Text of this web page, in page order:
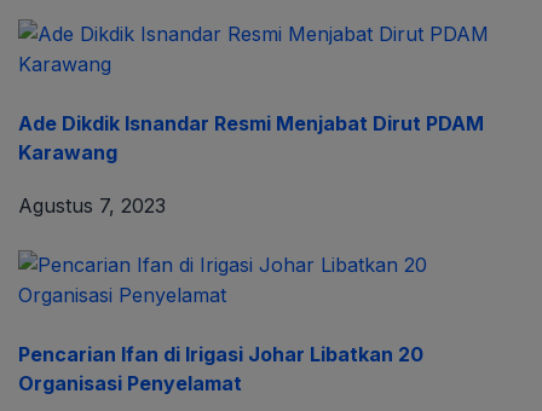
Ade Dikdik Isnandar Resmi Menjabat Dirut PDAM
Karawang
Agustus 7, 2023
Pencarian Ifan di Irigasi Johar Libatkan 20
Organisasi Penyelamat